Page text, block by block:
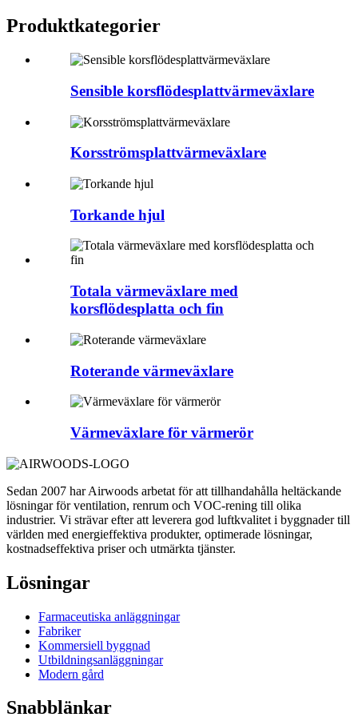
Produktkategorier
Sensible korsflödesplattvärmeväxlare
Korsströmsplattvärmeväxlare
Torkande hjul
Totala värmeväxlare med
korsflödesplatta och fin
Roterande värmeväxlare
Värmeväxlare för värmerör
Sedan 2007 har Airwoods arbetat för att tillhandahålla heltäckande
lösningar för ventilation, renrum och VOC-rening till olika
industrier. Vi strävar efter att leverera god luftkvalitet i byggnader till
världen med energieffektiva produkter, optimerade lösningar,
kostnadseffektiva priser och utmärkta tjänster.
Lösningar
Farmaceutiska anläggningar
Fabriker
Kommersiell byggnad
Utbildningsanläggningar
Modern gård
Snabblänkar